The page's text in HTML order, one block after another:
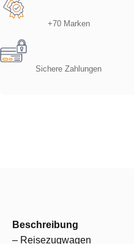
+70 Marken
Sichere Zahlungen
Beschreibung
– Reisezugwagen